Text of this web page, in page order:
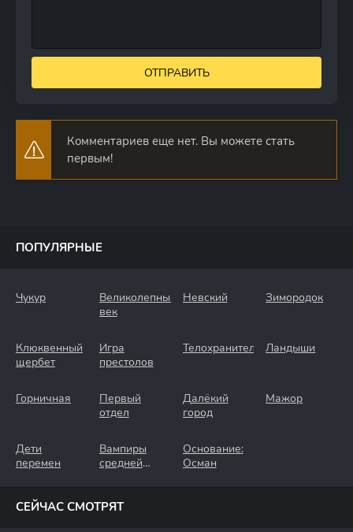
ОТПРАВИТЬ
Комментариев еще нет. Вы можете стать
первым!
ПОПУЛЯРНЫЕ
Чукур
Великолепный
век
Невский Зимородок
Клюквенный
щербет
Игра
престолов
Телохранители Ландыши
Горничная
Первый
отдел
Далёкий
город
Мажор
Дети
перемен
Вампиры
средней
Основание:
Осман
СЕЙЧАС СМОТРЯТ